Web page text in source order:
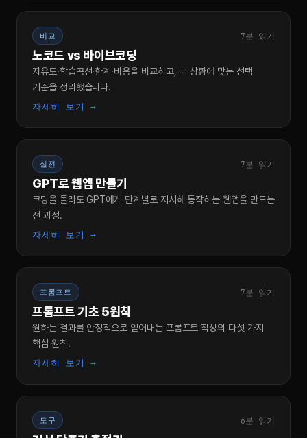
비교 7분 읽기
노코드 vs 바이브코딩
자유도·학습곡선·한계·비용을 비교하고, 내 상황에 맞는 선택
기준을 정리했습니다.
자세히 보기 →
실전 7분 읽기
GPT로 웹앱 만들기
코딩을 몰라도 GPT에게 단계별로 지시해 동작하는 웹앱을 만드는
전 과정.
자세히 보기 →
프롬프트 7분 읽기
프롬프트 기초 5원칙
원하는 결과를 안정적으로 얻어내는 프롬프트 작성의 다섯 가지
핵심 원칙.
자세히 보기 →
도구 6분 읽기